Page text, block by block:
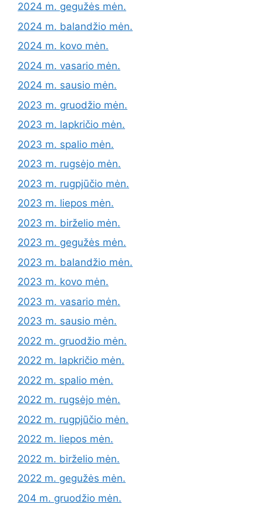
2024 m. gegužės mėn.
2024 m. balandžio mėn.
2024 m. kovo mėn.
2024 m. vasario mėn.
2024 m. sausio mėn.
2023 m. gruodžio mėn.
2023 m. lapkričio mėn.
2023 m. spalio mėn.
2023 m. rugsėjo mėn.
2023 m. rugpjūčio mėn.
2023 m. liepos mėn.
2023 m. birželio mėn.
2023 m. gegužės mėn.
2023 m. balandžio mėn.
2023 m. kovo mėn.
2023 m. vasario mėn.
2023 m. sausio mėn.
2022 m. gruodžio mėn.
2022 m. lapkričio mėn.
2022 m. spalio mėn.
2022 m. rugsėjo mėn.
2022 m. rugpjūčio mėn.
2022 m. liepos mėn.
2022 m. birželio mėn.
2022 m. gegužės mėn.
204 m. gruodžio mėn.